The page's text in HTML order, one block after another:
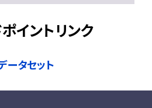
イントリンク
ータセット